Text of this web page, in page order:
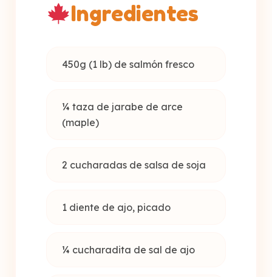
Ingredientes
450g (1 lb) de salmón fresco
¼ taza de jarabe de arce
(maple)
2 cucharadas de salsa de soja
1 diente de ajo, picado
¼ cucharadita de sal de ajo